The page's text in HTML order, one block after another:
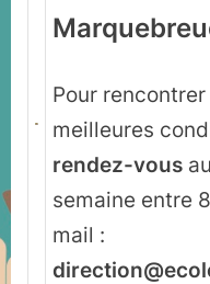
Pour
meilleures
rendez-vous au
semaine entre
mail :